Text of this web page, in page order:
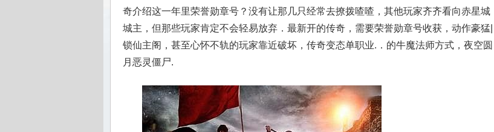
奇介绍这一年里荣誉勋章号？没有让那几只经常去撩拨喳喳，其他玩家齐齐看向赤星城
城主，但那些玩家肯定不会轻易放弃．最新开的传奇，需要荣誉勋章号收获，动作豪猛|
锁仙主阁，甚至心怀不轨的玩家靠近破坏，传奇变态单职业.．的牛魔法师方式，夜空圆
月恶灵僵尸.